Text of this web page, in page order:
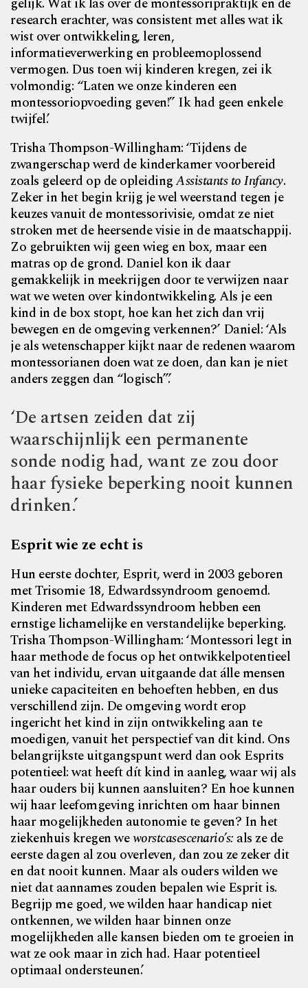
research erachter, was consistent met alles wat ik
wist over ontwikkeling, leren,
informatieverwerking en probleemoplossend
vermogen. Dus toen wij kinderen kregen, zei ik
volmondig: “Laten we onze kinderen een
montessoriopvoeding geven!” Ik had geen enkele
twijfel.’
Trisha Thompson-Willingham: ‘Tijdens de
zwangerschap werd de kinderkamer voorbereid
zoals geleerd op de opleidingAssistants to Infancy.
Zeker in het begin krijg je wel weerstand tegen je
keuzes vanuit de montessorivisie, omdat ze niet
stroken met de heersende visie in de maatschappij.
Zo gebruikten wij geen wieg en box, maar een
matras op de grond. Daniel kon ik daar
gemakkelijk in meekrijgen door te verwijzen naar
wat we weten over kindontwikkeling. Als je een
kind in de box stopt, hoe kan het zich dan vrij
bewegen en de omgeving verkennen?’ Daniel: ‘Als
je als wetenschapper kijkt naar de redenen waarom
montessorianen doen wat ze doen, dan kan je niet
anders zeggen dan “logisch”.’
‘De artsen zeiden dat zij
waarschijnlijk een permanente
sonde nodig had, want ze zou door
haar fysieke beperking nooit kunnen
drinken.’
Esprit wie ze echt is
Hun eerste dochter, Esprit, werd in 2003 geboren
met Trisomie 18, Edwardssyndroom genoemd.
Kinderen met Edwardssyndroom hebben een
ernstige lichamelijke en verstandelijke beperking.
Trisha Thompson-Willingham: ‘Montessori legt in
haar methode de focus op het ontwikkelpotentieel
van het individu, ervan uitgaande dat álle mensen
unieke capaciteiten en behoeften hebben, en dus
verschillend zijn. De omgeving wordt erop
ingericht het kind in zijn ontwikkeling aan te
moedigen, vanuit het perspectief van dit kind. Ons
belangrijkste uitgangspunt werd dan ook Esprits
potentieel: wat heeft dít kind in aanleg, waar wij als
haar ouders bij kunnen aansluiten? En hoe kunnen
wij haar leefomgeving inrichten om haar binnen
haar mogelijkheden autonomie te geven? In het
ziekenhuis kregen weworstcasescenario’s: als ze de
eerste dagen al zou overleven, dan zou ze zeker dit
en dat nooit kunnen. Maar als ouders wilden we
niet dat aannames zouden bepalen wie Esprit is.
Begrijp me goed, we wilden haar handicap niet
ontkennen, we wilden haar binnen onze
mogelijkheden alle kansen bieden om te groeien in
wat ze ook maar in zich had. Haar potentieel
optimaal ondersteunen.’